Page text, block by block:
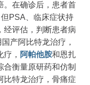
。在确诊后，患者首
PSA、临床症状持
经评估，判断患者病
产阿比特龙治疗，
， 阿帕他胺和恩扎
合衡量原研药和仿制
比特龙治疗，骨痛症